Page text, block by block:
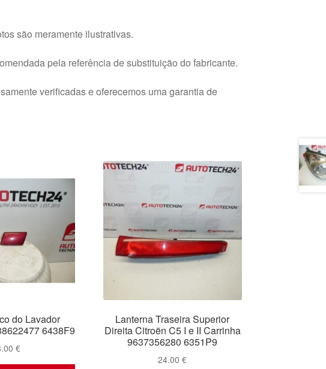
são meramente ilustrativas.
pela referência de substituição do fabricante.
verificadas e oferecemos uma garantia de
do Lavador
6438F9
€
Lanterna Traseira Superior
Direita Citroën C5 I e II Carrinha
9637356280 6351P9
24.00€